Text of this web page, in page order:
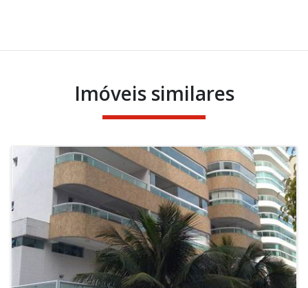
Imóveis similares